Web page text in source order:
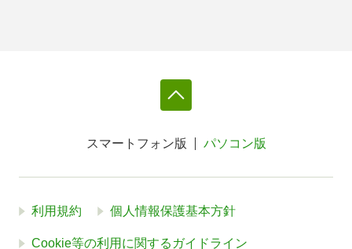
スマートフォン版 パソコン版
利用規約 個人情報保護基本方針
Cookie等の利用に関するガイドライン